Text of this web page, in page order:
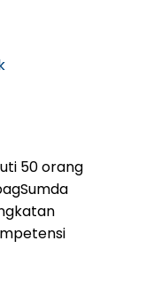
50 orang